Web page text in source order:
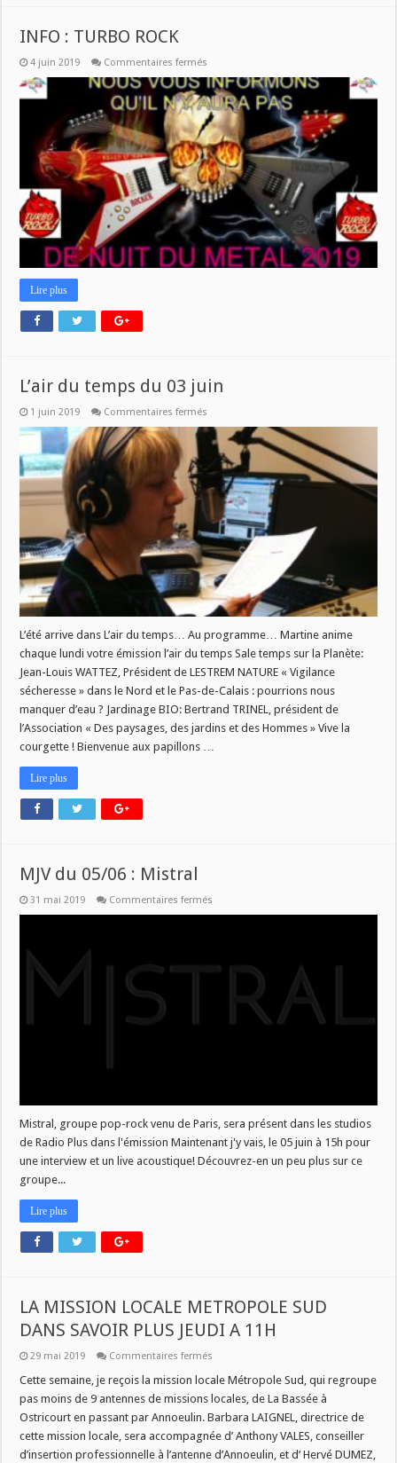
INFO : TURBO ROCK
4 juin 2019 Commentaires fermés
:
TURBO
ROCK
Lire plus
L’air du temps du 03 juin
1 juin 2019 Commentaires fermés
du
temps
du
juin
L’été arrive dans L’air du temps… Au programme… Martine anime
chaque lundi votre émission l’air du temps Sale temps sur la Planète:
Jean-Louis WATTEZ, Président de LESTREM NATURE « Vigilance
sécheresse » dans le Nord et le Pas-de-Calais : pourrions nous
manquer d’eau ? Jardinage BIO: Bertrand TRINEL, président de
l’Association « Des paysages, des jardins et des Hommes » Vive la
courgette ! Bienvenue aux papillons …
Lire plus
MJV du 05/06 : Mistral
31 mai 2019 Commentaires fermés
Mistral, groupe pop-rock venu de Paris, sera présent dans les studios
de Radio Plus dans l'émission Maintenant j'y vais, le 05 juin à 15h pour
une interview et un live acoustique! Découvrez-en un peu plus sur ce
groupe...
Lire plus
LA MISSION LOCALE METROPOLE SUD
DANS SAVOIR PLUS JEUDI A 11H
29 mai 2019 Commentaires fermés
MISSION
METROPOLE
SUD
DANS
SAVOIR
PLUS
JEUDI
Cette semaine, je reçois la mission locale Métropole Sud, qui regroupe
pas moins de 9 antennes de missions locales, de La Bassée à
Ostricourt en passant par Annoeulin. Barbara LAIGNEL, directrice de
cette mission locale, sera accompagnée d’ Anthony VALES, conseiller
d’insertion professionnelle à l’antenne d’Annoeulin, et d’ Hervé DUMEZ,